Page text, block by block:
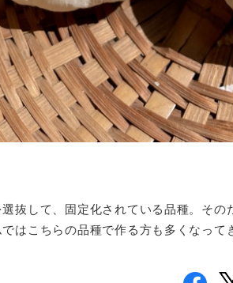
抜して、固定化されている品種。そ
はこちらの品種で作る方も多くなって